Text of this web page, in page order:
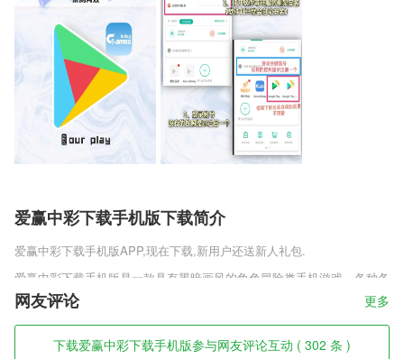
爱赢中彩下载手机版下载简介
爱赢中彩下载手机版APP,现在下载,新用户还送新人礼包.
爱赢中彩下载手机版是一款具有黑暗画风的角色冒险类手机游戏，各种各
样的激发你脑力的完美挑战，策略组合最完美的战斗阵容，随机的冒险关
卡，场景中各种隐隐藏的危机，地下世界探险生存游戏为玩家带来的不只
是冒险，这款游戏加入了其他的元素，游戏内将玩家穿越到各种各样的世
界来探索，收集各种物品，克服种种困难，成为冒险之王。
网友评论 更多
下载爱赢中彩下载手机版参与网友评论互动 ( 302 条 )